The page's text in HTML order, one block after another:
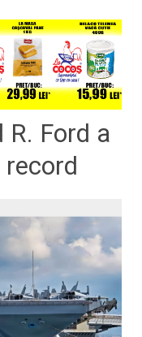
R. Ford a